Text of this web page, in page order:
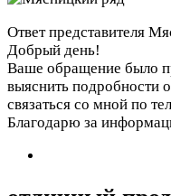
Ответ представителя
Добрый день!
Ваше обращение было
выяснить подробности
связаться со мной по
Благодарю за